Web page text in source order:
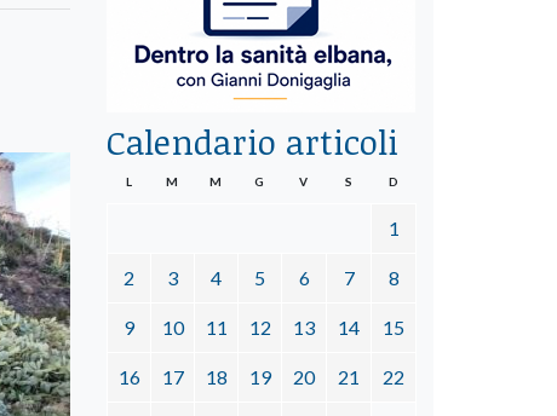
Calendario articoli
L M M G V S D
1
2 3 4 5 6 7 8
9 10 11 12 13 14 15
16 17 18 19 20 21 22